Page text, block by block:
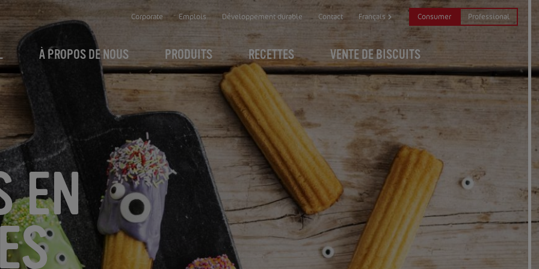
Corporate Emplois Développement durable Contact Français Consumer Professional
À PROPOS DE NOUS PRODUITS RECETTES VENTE DE BISCUITS
EN